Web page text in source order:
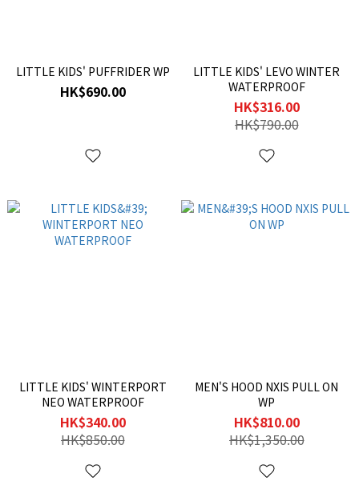
LITTLE KIDS' PUFFRIDER WP
HK$690.00
LITTLE KIDS' LEVO WINTER
WATERPROOF
HK$316.00
HK$790.00
LITTLE KIDS' WINTERPORT
NEO WATERPROOF
HK$340.00
HK$850.00
MEN'S HOOD NXIS PULL ON
WP
HK$810.00
HK$1,350.00